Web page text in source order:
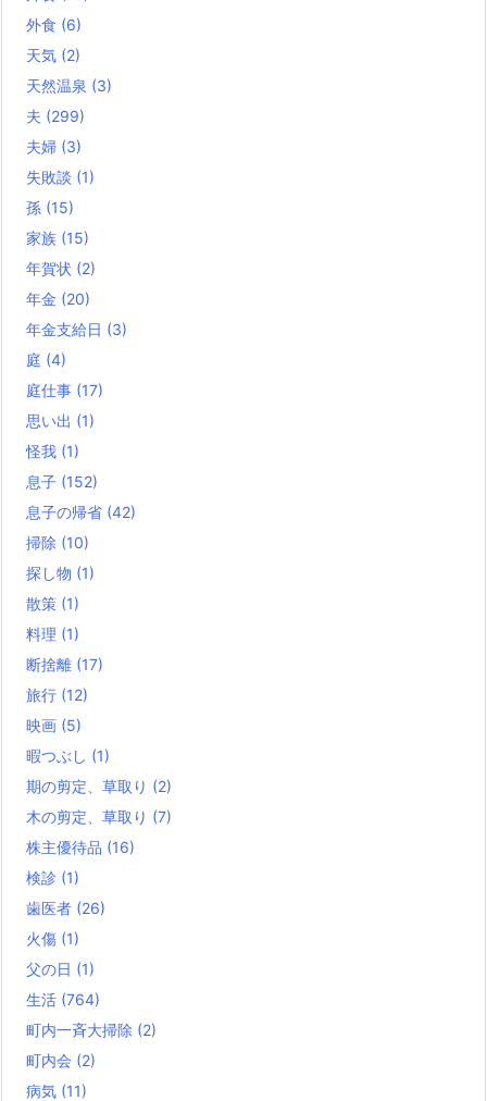
外食 (6)
天気 (2)
天然温泉 (3)
夫 (299)
夫婦 (3)
失敗談 (1)
孫 (15)
家族 (15)
年賀状 (2)
年金 (20)
年金支給日 (3)
庭 (4)
庭仕事 (17)
思い出 (1)
怪我 (1)
息子 (152)
息子の帰省 (42)
掃除 (10)
探し物 (1)
散策 (1)
料理 (1)
断捨離 (17)
旅行 (12)
映画 (5)
暇つぶし (1)
期の剪定、草取り (2)
木の剪定、草取り (7)
株主優待品 (16)
検診 (1)
歯医者 (26)
火傷 (1)
父の日 (1)
生活 (764)
町内一斉大掃除 (2)
町内会 (2)
病気 (11)